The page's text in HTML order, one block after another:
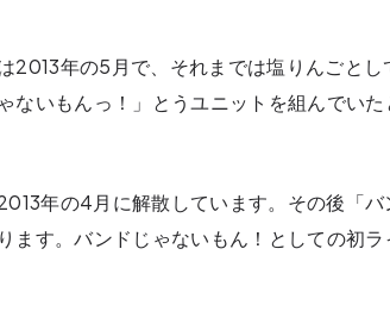
2013年の5月で、それまでは塩りんごとし
いもんっ！」とうユニットを組んでいた
年の4月に解散しています。その後「バ
ます。バンドじゃないもん！としての初ラ